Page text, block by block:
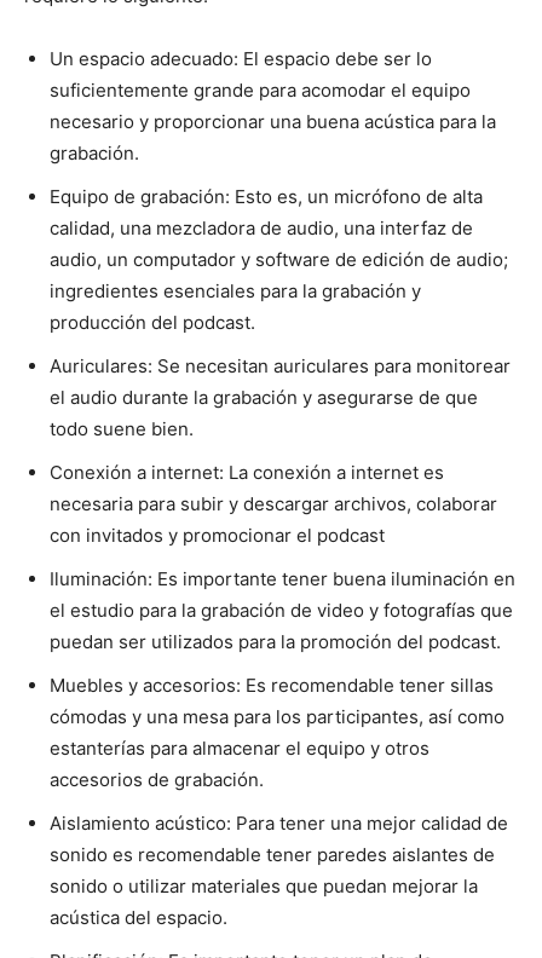
Un espacio adecuado: El espacio debe ser lo
suficientemente grande para acomodar el equipo
necesario y proporcionar una buena acústica para la
grabación.
Equipo de grabación: Esto es, un micrófono de alta
calidad, una mezcladora de audio, una interfaz de
audio, un computador y software de edición de audio;
ingredientes esenciales para la grabación y
producción del podcast.
Auriculares: Se necesitan auriculares para monitorear
el audio durante la grabación y asegurarse de que
todo suene bien.
Conexión a internet: La conexión a internet es
necesaria para subir y descargar archivos, colaborar
con invitados y promocionar el podcast
Iluminación: Es importante tener buena iluminación en
el estudio para la grabación de video y fotografías que
puedan ser utilizados para la promoción del podcast.
Muebles y accesorios: Es recomendable tener sillas
cómodas y una mesa para los participantes, así como
estanterías para almacenar el equipo y otros
accesorios de grabación.
Aislamiento acústico: Para tener una mejor calidad de
sonido es recomendable tener paredes aislantes de
sonido o utilizar materiales que puedan mejorar la
acústica del espacio.